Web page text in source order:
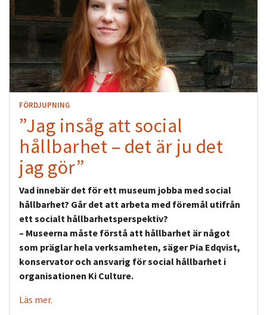
FÖRDJUPNING
”Jag insåg att social
hållbarhet – det är ju det
jag gör”
Vad innebär det för ett museum jobba med social
hållbarhet? Går det att arbeta med föremål utifrån
ett socialt hållbarhetsperspektiv?
– Museerna måste förstå att hållbarhet är något
som präglar hela verksamheten, säger Pia Edqvist,
konservator och ansvarig för social hållbarhet i
organisationen Ki Culture.
Läs mer.